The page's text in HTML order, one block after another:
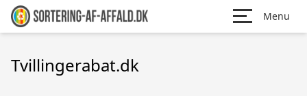
Menu
Tvillingerabat.dk